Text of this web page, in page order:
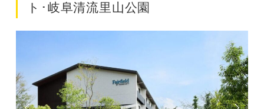
ト･岐阜清流里山公園